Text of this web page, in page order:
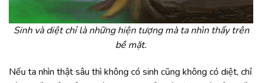
Sinh và diệt chỉ là những hiện tượng mà ta nhìn thấy trên
bề mặt.
Nếu ta nhìn thật sâu thì không có sinh cũng không có diệt, chỉ